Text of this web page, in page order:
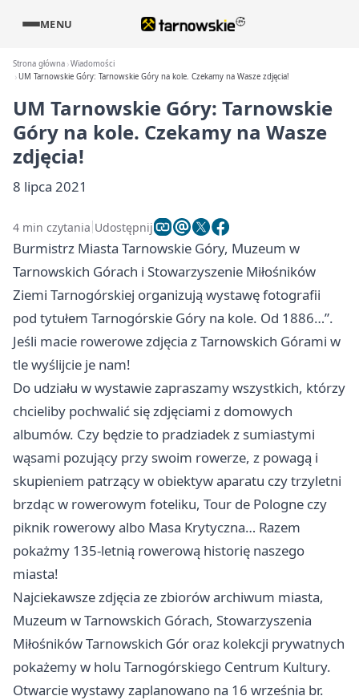
MENU
Strona główna Wiadomości
UM Tarnowskie Góry: Tarnowskie Góry na kole. Czekamy na Wasze zdjęcia!
UM Tarnowskie Góry: Tarnowskie
Góry na kole. Czekamy na Wasze
zdjęcia!
8 lipca 2021
4 min czytania Udostępnij
Burmistrz Miasta Tarnowskie Góry, Muzeum w
Tarnowskich Górach i Stowarzyszenie Miłośników
Ziemi Tarnogórskiej organizują wystawę fotografii
pod tytułem Tarnogórskie Góry na kole. Od 1886…”.
Jeśli macie rowerowe zdjęcia z Tarnowskich Górami w
tle wyślijcie je nam!
Do udziału w wystawie zapraszamy wszystkich, którzy
chcieliby pochwalić się zdjęciami z domowych
albumów. Czy będzie to pradziadek z sumiastymi
wąsami pozujący przy swoim rowerze, z powagą i
skupieniem patrzący w obiektyw aparatu czy trzyletni
brzdąc w rowerowym foteliku, Tour de Pologne czy
piknik rowerowy albo Masa Krytyczna… Razem
pokażmy 135-letnią rowerową historię naszego
miasta!
Najciekawsze zdjęcia ze zbiorów archiwum miasta,
Muzeum w Tarnowskich Górach, Stowarzyszenia
Miłośników Tarnowskich Gór oraz kolekcji prywatnych
pokażemy w holu Tarnogórskiego Centrum Kultury.
Otwarcie wystawy zaplanowano na 16 września br.